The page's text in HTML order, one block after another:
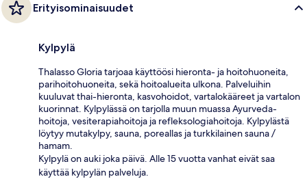
Erityisominaisuudet
Kylpylä
Thalasso Gloria tarjoaa käyttöösi hieronta- ja hoitohuoneita,
parihoitohuoneita, sekä hoitoalueita ulkona. Palveluihin
kuuluvat thai-hieronta, kasvohoidot, vartalokääreet ja vartalon
kuorinnat. Kylpylässä on tarjolla muun muassa Ayurveda-
hoitoja, vesiterapiahoitoja ja refleksologiahoitoja. Kylpylästä
löytyy mutakylpy, sauna, poreallas ja turkkilainen sauna /
hamam.
Kylpylä on auki joka päivä. Alle 15 vuotta vanhat eivät saa
käyttää kylpylän palveluja.